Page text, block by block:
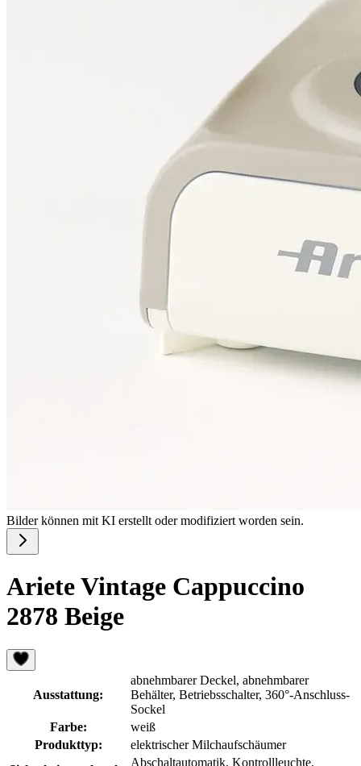
Bilder können mit KI erstellt oder modifiziert worden sein.
Ariete Vintage Cappuccino
2878 Beige
Ausstattung:
abnehmbarer Deckel, abnehmbarer
Behälter, Betriebsschalter, 360°-Anschluss-
Sockel
Farbe:
weiß
Produkttyp:
elektrischer Milchaufschäumer
Abschaltautomatik, Kontrollleuchte,